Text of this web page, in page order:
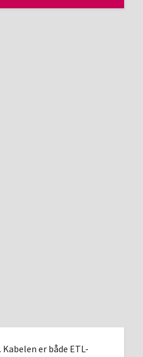
er både ETL-